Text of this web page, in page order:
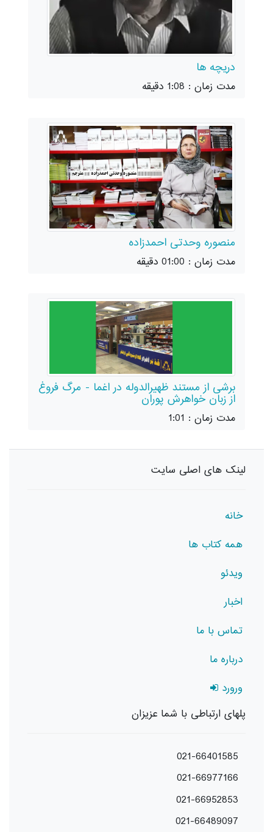
دریچه ها
مدت زمان : 1:08 دقیقه
منصوره وحدتی احمدزاده
مدت زمان : 01:00 دقیقه
برشی از مستند ظهیرالدوله در اغما - مرگ فروغ
از زبان خواهرش پوران
مدت زمان : 1:01
لینک های اصلی سایت
خانه
همه کتاب ها
ویدئو
اخبار
تماس با ما
درباره ما
ورورد
پلهای ارتباطی با شما عزیزان
021-66401585
021-66977166
021-66952853
021-66489097